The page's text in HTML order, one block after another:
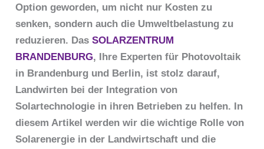
Option geworden, um nicht nur Kosten zu
senken, sondern auch die Umweltbelastung zu
reduzieren. DasSOLARZENTRUM
BRANDENBURG, Ihre Experten für Photovoltaik
in Brandenburg und Berlin, ist stolz darauf,
Landwirten bei der Integration von
Solartechnologie in ihren Betrieben zu helfen. In
diesem Artikel werden wir die wichtige Rolle von
Solarenergie in der Landwirtschaft und die